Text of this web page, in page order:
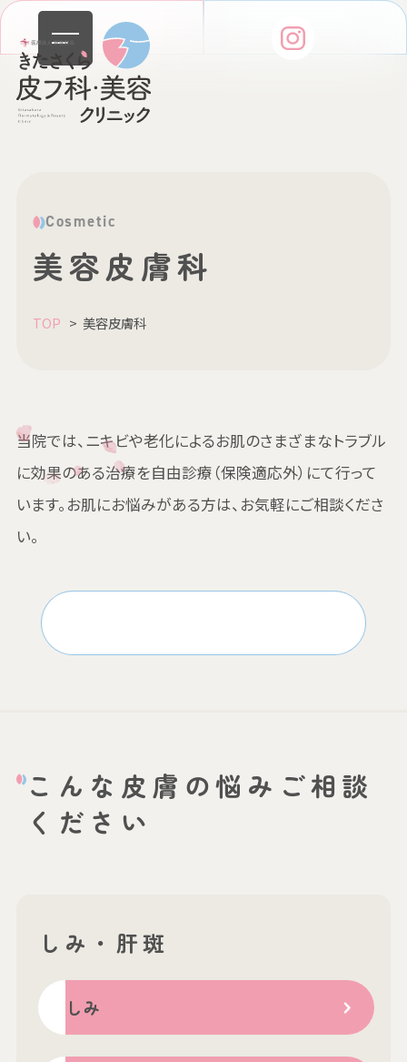
WEB予約はこちら 診療受付時間・アクセス
Cosmetic
美容皮膚科
TOP 美容皮膚科
当院では、ニキビや老化によるお肌のさまざまなトラブル
に効果のある治療を自由診療（保険適応外）にて行って
います。 お肌にお悩みがある方は、お気軽にご相談くださ
い。
こんな皮膚の悩みご相談
ください
しみ・肝斑
しみ